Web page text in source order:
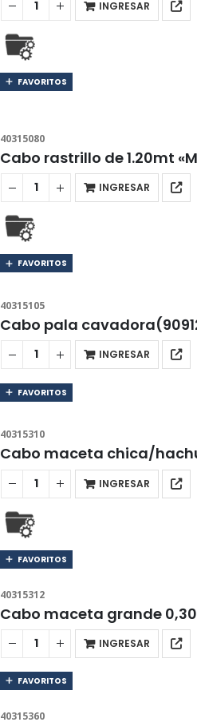
INGRESAR
FAVORITOS
40315080
Cabo rastrillo de 1.20mt
INGRESAR
FAVORITOS
40315105
Cabo pala
INGRESAR
FAVORITOS
40315310
Cabo maceta chica/
INGRESAR
FAVORITOS
40315312
Cabo maceta grande
INGRESAR
FAVORITOS
40315360